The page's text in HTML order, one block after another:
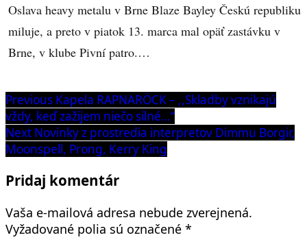
Oslava heavy metalu v Brne Blaze Bayley Českú republiku
miluje, a preto v piatok 13. marca mal opäť zastávku v
Brne, v klube Pivní patro.…
Navigácia
v
článku
Previous Previous
post:
Kapela RAPNARÖCK – ,,Skladby vznikajú
vždy, keď zažijem niečo silné…“
Next Next
post:
Novinky z prostredia interpretov Dimmu Borgir,
Moonspell, Prong, Kerry King
Pridaj komentár
Vaša e-mailová adresa nebude zverejnená.
Vyžadované polia sú označené *